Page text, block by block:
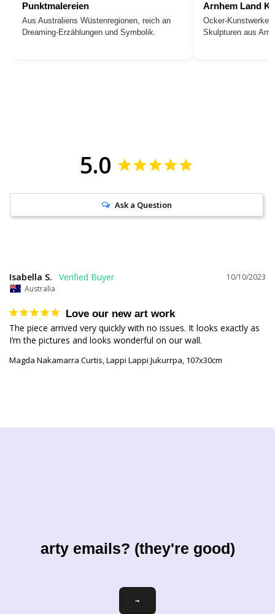
Punktmalereien
Aus Australiens Wüstenregionen, reich an
Dreaming-Erzählungen und Symbolik.
Arnhem Land
Ocker-Kunstwerke,
Skulpturen aus
5.0
Ask a Question
10/10/2023
Isabella S.
Australia
Love our new art work
The piece arrived very quickly with no issues. It looks exactly as
I’m the pictures and looks wonderful on our wall.
Magda Nakamarra Curtis, Lappi Lappi Jukurrpa, 107x30cm
arty emails? (they're good)
ihre-
→